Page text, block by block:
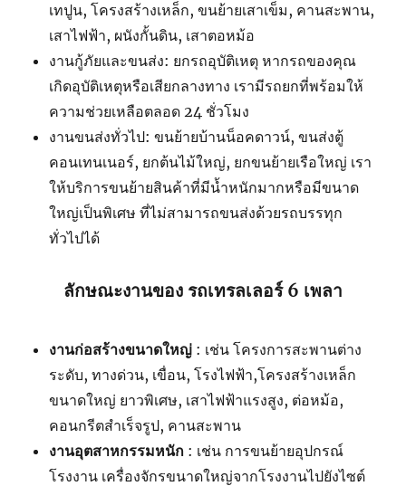
เทปูน, โครงสร้างเหล็ก, ขนย้ายเสาเข็ม, คานสะพาน,
เสาไฟฟ้า, ผนังกั้นดิน, เสาตอหม้อ
งานกู้ภัยและขนส่ง: ยกรถอุบัติเหตุ หากรถของคุณ
เกิดอุบัติเหตุหรือเสียกลางทาง เรามีรถยกที่พร้อมให้
ความช่วยเหลือตลอด 24 ชั่วโมง
งานขนส่งทั่วไป: ขนย้ายบ้านน็อคดาวน์, ขนส่งตู้
คอนเทนเนอร์, ยกต้นไม้ใหญ่, ยกขนย้ายเรือใหญ่ เรา
ให้บริการขนย้ายสินค้าที่มีน้ำหนักมากหรือมีขนาด
ใหญ่เป็นพิเศษ ที่ไม่สามารถขนส่งด้วยรถบรรทุก
ทั่วไปได้
ลักษณะงานของ รถเทรลเลอร์ 6 เพลา
งานก่อสร้างขนาดใหญ่ : เช่น โครงการสะพานต่าง
ระดับ, ทางด่วน, เขื่อน, โรงไฟฟ้า,โครงสร้างเหล็ก
ขนาดใหญ่ ยาวพิเศษ, เสาไฟฟ้าแรงสูง, ต่อหม้อ,
คอนกรีตสำเร็จรูป, คานสะพาน
งานอุตสาหกรรมหนัก : เช่น การขนย้ายอุปกรณ์
โรงงาน เครื่องจักรขนาดใหญ่จากโรงงานไปยังไซต์